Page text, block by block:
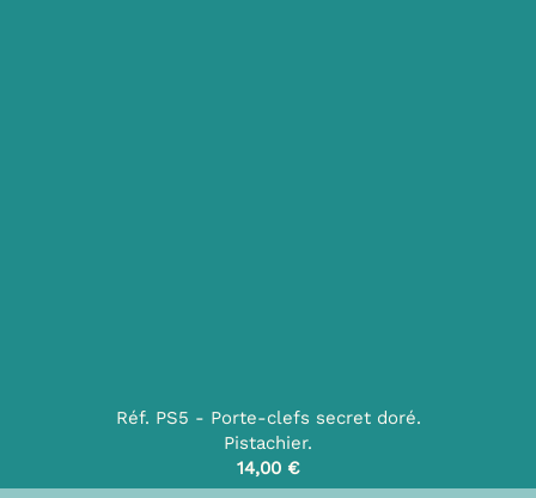
Réf. PS5 - Porte-clefs secret doré.
Pistachier.
14,00 €